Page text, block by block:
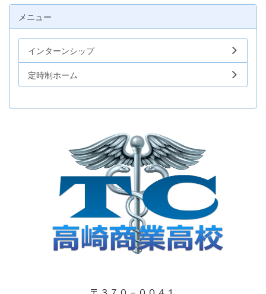
メニュー
インターンシップ
定時制ホーム